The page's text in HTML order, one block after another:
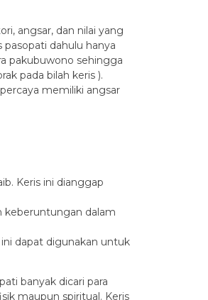
angsar, dan nilai yang
dahulu hanya
pakubuwono sehingga
pada bilah keris ).
memiliki angsar
Keris ini dianggap
keberuntungan dalam
dapat digunakan untuk
banyak dicari para
maupun spiritual. Keris